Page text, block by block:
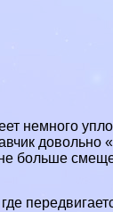
немного
довольно
больше